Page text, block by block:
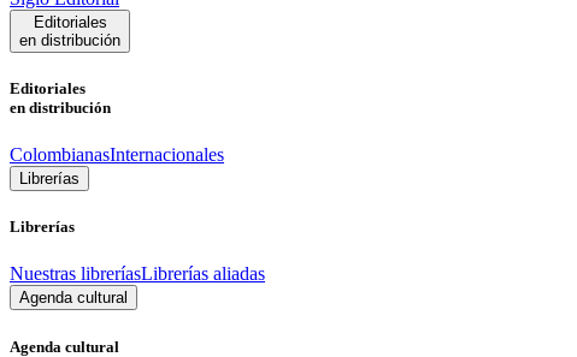
Editoriales
en distribución
Editoriales
en distribución
ColombianasInternacionales
Librerías
Librerías
Nuestras libreríasLibrerías aliadas
Agenda cultural
Agenda cultural